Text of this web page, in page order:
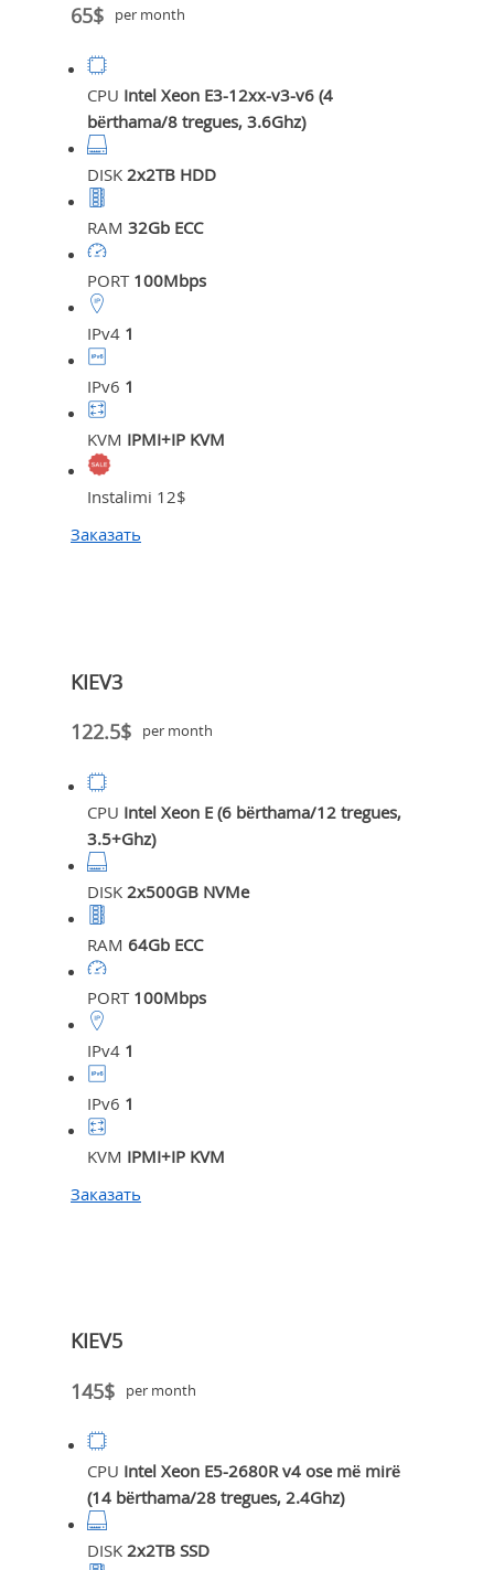
65$
per month
CPU Intel Xeon E3-12xx-v3-v6 (4
bërthama/8 tregues, 3.6Ghz)
DISK 2x2TB HDD
RAM 32Gb ECC
PORT 100Mbps
IPv4 1
IPv6 1
KVM IPMI+IP KVM
Instalimi 12$
Заказать
KIEV3
122.5$
per month
CPU Intel Xeon E (6 bërthama/12 tregues,
3.5+Ghz)
DISK 2x500GB NVMe
RAM 64Gb ECC
PORT 100Mbps
IPv4 1
IPv6 1
KVM IPMI+IP KVM
Заказать
KIEV5
145$
per month
CPU Intel Xeon E5-2680R v4 ose më mirë
(14 bërthama/28 tregues, 2.4Ghz)
DISK 2x2TB SSD